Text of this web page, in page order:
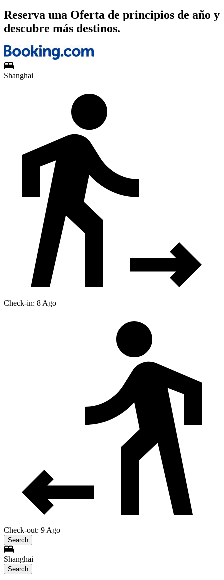
Reserva una Oferta de principios de año y
descubre más destinos.
Shanghai
Check-in: 8 Ago
Check-out: 9 Ago
Search
Shanghai
Search